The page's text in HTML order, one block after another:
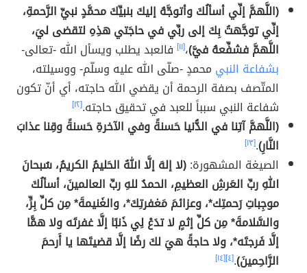
(اللَّهمَّ إنِّي أسألُكَ وأتوجَّهُ إليكَ بنبيِّكَ محمَّدٍ نبيِّ الرَّحمةِ،
إنِّي توجَّهتُ بِكَ إلى ربِّي في حاجَتي هذِهِ لتقضى ليَ،
اللَّهمَّ فشفِّعهُ فيَّ)،[١١] فالعبد يطلب ويسأل الله -تعالى-
بشفاعة النبي محمدٍ -صلّى الله عليه وسلّم- ووسيلته،
المتّصف بصفة الرحمة أن يقضي الله حاجته، أي أنّ تكون
شفاعة النبي سبباً للعبد في تحقيق حاجته.[١٢]
(اللَّهمَّ آتِنا في الدُّنيا حَسنةً وفي الآخرةِ حَسنةً وقِنا عذابَ
النَّارِ).[١٣]
الصيغة المشهورة:(لا إلهَ إلَّا اللهُ الحَليمُ الكريمُ، سُبحانَ
اللهِ ربِّ العَرشِ العظيمِ، الحمدُ للهِ ربِّ العالمينَ، أسألُكَ
موجِباتِ رَحمتِك*، وعزائمَ مَغفرتِكَ*، والغَنيمةَ* مِن كلِّ بِرٍّ،
والسَّلامةَ* مِن كلِّ إثمٍ لا تدَعْ لِي ذَنبًا إلَّا غفرتَه ولا همًّا
إلَّا فَرجتَه*، ولا حاجةً هيَ لكَ رضًا إلَّا قضيتَها يا أَرحمَ
الرَّاحِمينَ).[٤] [١٤]